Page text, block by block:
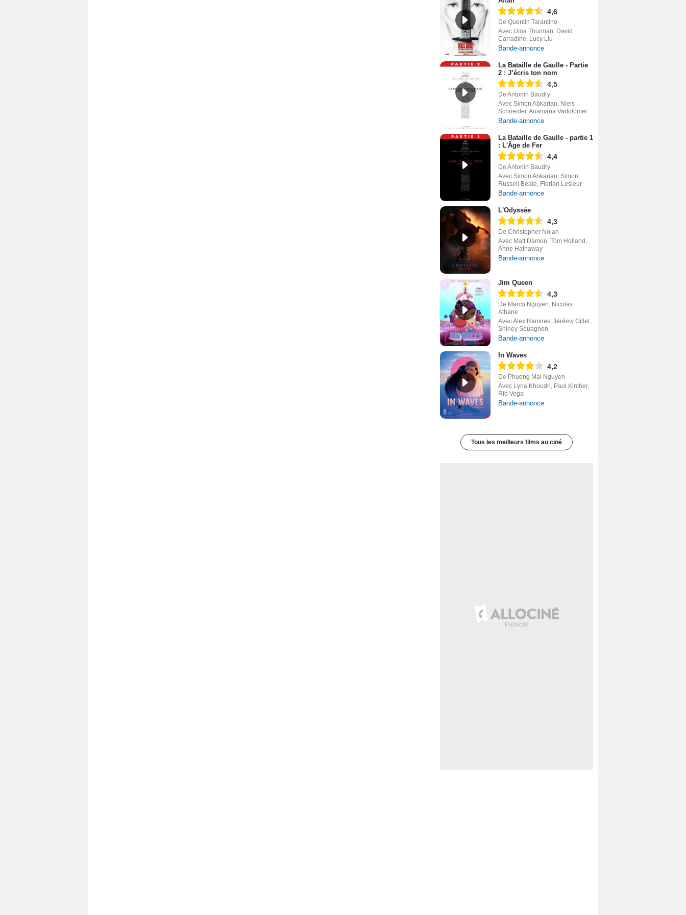
4,6
De Quentin Tarantino
Avec Uma Thurman, David
Carradine, Lucy Liu
Bande-annonce
La Bataille de Gaulle - Partie
2 : J’écris ton nom
4,5
De Antonin Baudry
Avec Simon Abkarian, Niels
Schneider, Anamaria Vartolomei
Bande-annonce
La Bataille de Gaulle - partie 1
: L'Âge de Fer
4,4
De Antonin Baudry
Avec Simon Abkarian, Simon
Russell Beale, Florian Lesieur
Bande-annonce
L'Odyssée
4,3
De Christopher Nolan
Avec Matt Damon, Tom Holland,
Anne Hathaway
Bande-annonce
Jim Queen
4,3
De Marco Nguyen, Nicolas
Athane
Avec Alex Ramires, Jérémy Gillet,
Shirley Souagnon
Bande-annonce
In Waves
4,2
De Phuong Mai Nguyen
Avec Lyna Khoudri, Paul Kircher,
Rio Vega
Bande-annonce
Tous les meilleurs films au ciné